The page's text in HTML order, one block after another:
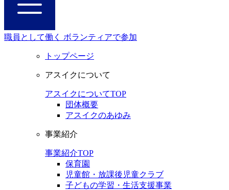
職員として働く ボランティアで参加
トップページ
アスイクについて
アスイクについてTOP
団体概要
アスイクのあゆみ
事業紹介
事業紹介TOP
保育園
児童館・放課後児童クラブ
子どもの学習・生活支援事業